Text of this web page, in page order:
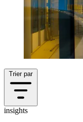
Trier par
insights